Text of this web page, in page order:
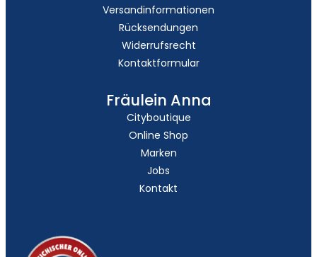
Versandinformationen
Rücksendungen
Widerrufsrecht
Kontaktformular
Fräulein Anna
Cityboutique
Online Shop
Marken
Jobs
Kontakt